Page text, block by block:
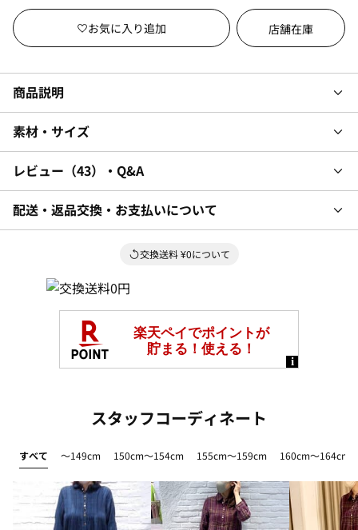
店舗在庫
商品説明
素材・サイズ
レビュー 43 ・Q&A
配送・返品交換・お支払いについて
交換送料 ¥0について
スタッフコーディネート
すべて ～149cm 150cm～154cm 155cm～159cm 160cm～164cm